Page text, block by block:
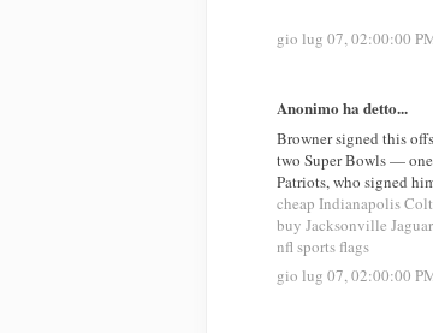
gio lug 07, 02:00:00
Anonimo ha detto...
Browner signed this
two Super Bowls — one
Patriots, who signed
cheap Indianapolis
buy Jacksonville
nfl sports flags
gio lug 07, 02:00:00